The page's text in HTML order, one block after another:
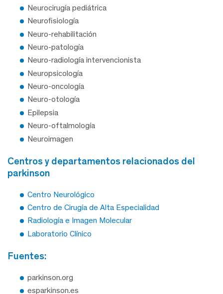
Neurocirugía pediátrica
Neurofisiología
Neuro-rehabilitación
Neuro-patología
Neuro-radiología intervencionista
Neuropsicología
Neuro-oncología
Neuro-otología
Epilepsia
Neuro-oftalmología
Neuroimagen
centros y departamentos relacionados del
parkinson
Centro Neurológico
Centro de Cirugía de Alta Especialidad
Radiología e Imagen Molecular
Laboratorio Clínico
fuentes:
parkinson.org
esparkinson.es